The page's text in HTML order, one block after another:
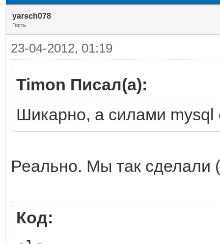
yarsch078
Гость
23-04-2012, 01:19
Timon Писал(а):
Шикарно, а силами mysql
Реально. Мы так сделали
Код: